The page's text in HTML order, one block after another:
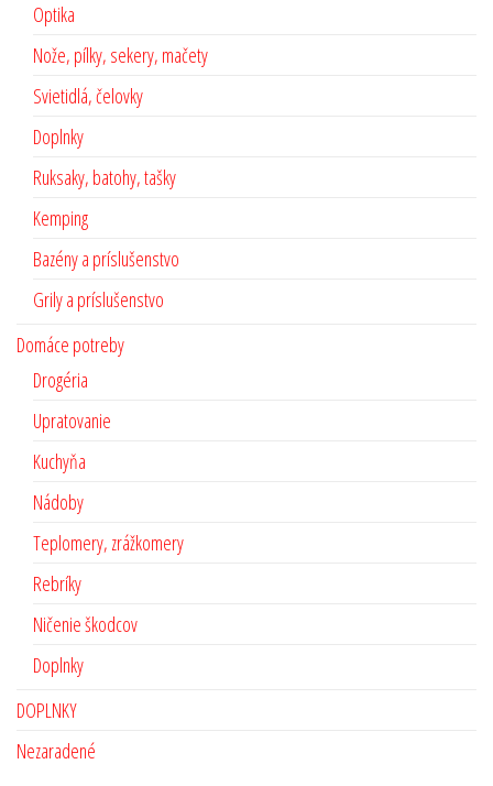
Optika
Nože, pílky, sekery, mačety
Svietidlá, čelovky
Doplnky
Ruksaky, batohy, tašky
Kemping
Bazény a príslušenstvo
Grily a príslušenstvo
Domáce potreby
Drogéria
Upratovanie
Kuchyňa
Nádoby
Teplomery, zrážkomery
Rebríky
Ničenie škodcov
Doplnky
DOPLNKY
Nezaradené